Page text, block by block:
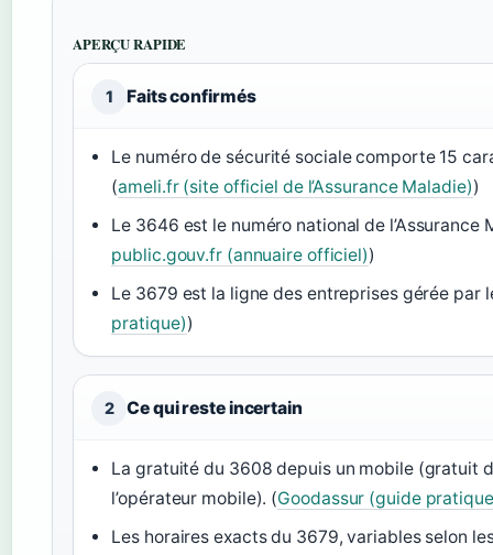
APERÇU RAPIDE
1 Faits confirmés
Le numéro de sécurité sociale comporte 15
(ameli.fr (site officiel de l’Assurance Maladie))
Le 3646 est le numéro national de l’Assurance
public.gouv.fr (annuaire officiel))
Le 3679 est la ligne des entreprises gérée par
pratique))
2 Ce qui reste incertain
La gratuité du 3608 depuis un mobile (gratuit
l’opérateur mobile). (Goodassur (guide
Les horaires exacts du 3679, variables selon